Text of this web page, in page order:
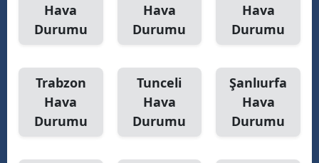
Hava
Durumu
Hava
Durumu
Hava
Durumu
Trabzon
Hava
Durumu
Tunceli
Hava
Durumu
Şanlıurfa
Hava
Durumu